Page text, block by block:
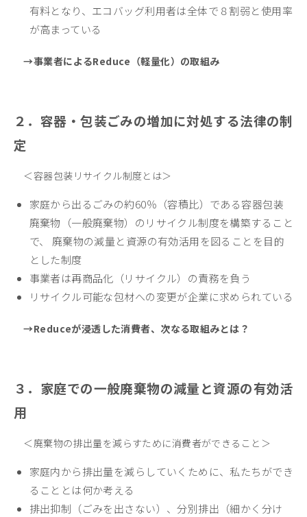
有料となり、エコバッグ利用者は全体で８割弱と使用率
が高まっている
→事業者によるReduce（軽量化）の取組み
２．容器・包装ごみの増加に対処する法律の制
定
＜容器包装リサイクル制度とは＞
家庭から出るごみの約60％（容積比）である容器包装
廃棄物（一般廃棄物）のリサイクル制度を構築すること
で、 廃棄物の減量と資源の有効活用を図ることを目的
とした制度
事業者は再商品化（リサイクル）の責務を負う
リサイクル可能な包材への変更が企業に求められている
→Reduceが浸透した消費者、次なる取組みとは？
３．家庭での一般廃棄物の減量と資源の有効活
用
＜廃棄物の排出量を減らすために消費者ができること＞
家庭内から排出量を減らしていくために、私たちができ
ることとは何か考える
排出抑制（ごみを出さない）、分別排出（細かく分け